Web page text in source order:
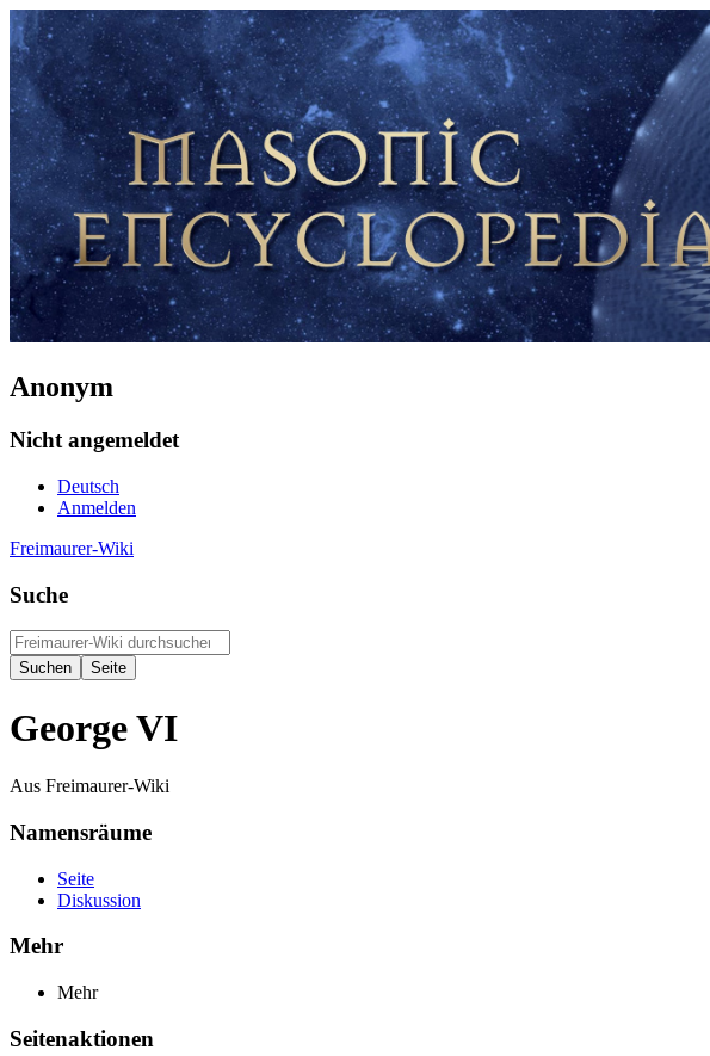
Anonym
Nicht angemeldet
Deutsch
Anmelden
Freimaurer-Wiki
Suche
George VI
Aus Freimaurer-Wiki
Namensräume
Seite
Diskussion
Mehr
Mehr
Seitenaktionen